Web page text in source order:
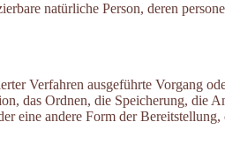
natürliche Person, deren
Verfahren ausgeführte Vorgang
das Ordnen, die Speicherung, die
eine andere Form der